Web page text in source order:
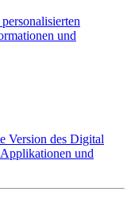
und
Version des Digital
und